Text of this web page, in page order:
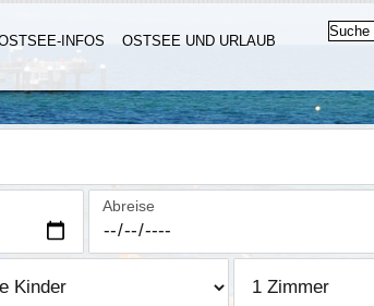
INFOS
OSTSEE UND URLAUB
Abreise